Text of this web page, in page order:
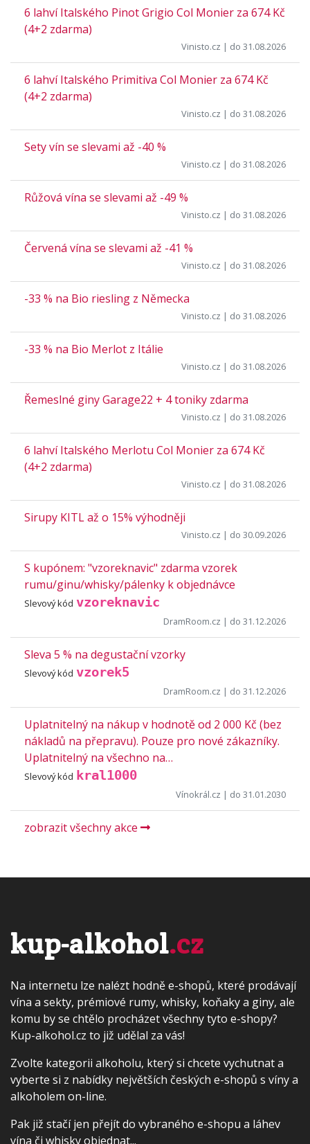
6 lahví Italského Pinot Grigio Col Monier za 674 Kč
(4+2 zdarma)
Vinisto.cz | do 31.08.2026
6 lahví Italského Primitiva Col Monier za 674 Kč
(4+2 zdarma)
Vinisto.cz | do 31.08.2026
Sety vín se slevami až -40 %
Vinisto.cz | do 31.08.2026
Růžová vína se slevami až -49 %
Vinisto.cz | do 31.08.2026
Červená vína se slevami až -41 %
Vinisto.cz | do 31.08.2026
-33 % na Bio riesling z Německa
Vinisto.cz | do 31.08.2026
-33 % na Bio Merlot z Itálie
Vinisto.cz | do 31.08.2026
Řemeslné giny Garage22 + 4 toniky zdarma
Vinisto.cz | do 31.08.2026
6 lahví Italského Merlotu Col Monier za 674 Kč
(4+2 zdarma)
Vinisto.cz | do 31.08.2026
Sirupy KITL až o 15% výhodněji
Vinisto.cz | do 30.09.2026
S kupónem: "vzoreknavic" zdarma vzorek
rumu/ginu/whisky/pálenky k objednávce
Slevový kód vzoreknavic
DramRoom.cz | do 31.12.2026
Sleva 5 % na degustační vzorky
Slevový kód vzorek5
DramRoom.cz | do 31.12.2026
Uplatnitelný na nákup v hodnotě od 2 000 Kč (bez
nákladů na přepravu). Pouze pro nové zákazníky.
Uplatnitelný na všechno na…
Slevový kód kral1000
Vínokrál.cz | do 31.01.2030
zobrazit všechny akce
kup-alkohol.cz
Na internetu lze nalézt hodně e-shopů, které prodávají
vína a sekty, prémiové rumy, whisky, koňaky a giny, ale
komu by se chtělo procházet všechny tyto e-shopy?
Kup-alkohol.cz to již udělal za vás!
Zvolte kategorii alkoholu, který si chcete vychutnat a
vyberte si z nabídky největších českých e-shopů s víny a
alkoholem on-line.
Pak již stačí jen přejít do vybraného e-shopu a láhev
vína či whisky objednat...